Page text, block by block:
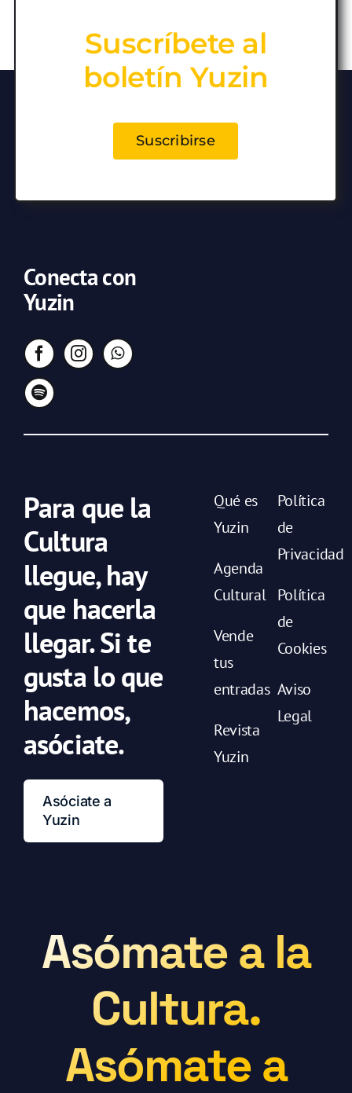
Suscríbete al
boletín Yuzin
Suscribirse
Conecta con
Yuzin
Para que la
Cultura
llegue, hay
que hacerla
llegar. Si te
gusta lo que
hacemos,
asóciate.
Asóciate a
Yuzin
Qué es
Yuzin
Agenda
Cultural
Vende
tus
entradas
Revista
Yuzin
Política
de
Privacidad
Política
de
Cookies
Aviso
Legal
Asómate a la
Cultura.
Asómate a